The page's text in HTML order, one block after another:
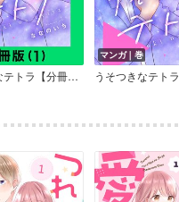
うそつきなテトラ【分冊版】
マンガ｜巻
うそつきなテトラ